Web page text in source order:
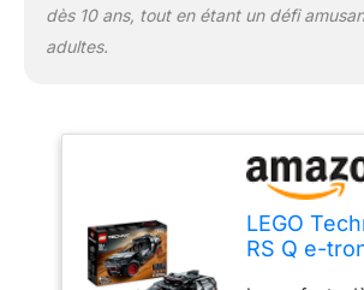
Technic Audi
passionnant
les occasions
dès 10 ans, tout en étant un défi
adultes.
LEGO
RS Q e-